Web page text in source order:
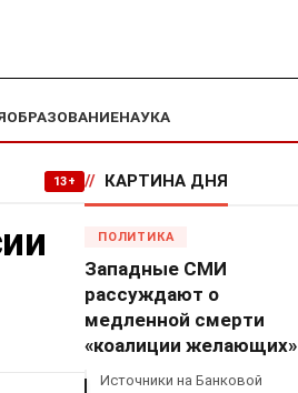
ОБРАЗОВАНИЕНАУКА
13+ // КАРТИНА ДНЯ
ПОЛИТИКА
Западные СМИ
рассуждают о
медленной смерти
«коалиции желающих»
Источники на Банковой